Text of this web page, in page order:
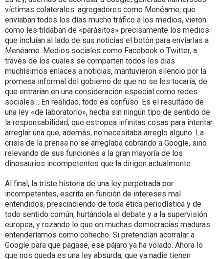
víctimas colaterales: agregadores como Menéame, que
enviaban todos los días mucho tráfico a los medios, vieron
como les tildaban de «parásitos» precisamente los medios
que incluían al lado de sus noticias el botón para enviarlas a
Menéame. Medios sociales como Facebook o Twitter, a
través de los cuales se comparten todos los días
muchísimos enlaces a noticias, mantuvieron silencio por la
promesa informal del gobierno de que no se les tocaría, de
que entrarían en una consideración especial como redes
sociales… En realidad, todo es confuso. Es el resultado de
una ley «de laboratorio», hecha sin ningún tipo de sentido de
la responsabilidad, que estropea infinitas cosas para intentar
arreglar una que, además, no necesitaba arreglo alguno. La
crisis de la prensa no se arreglaba cobrando a Google, sino
relevando de sus funciones a la gran mayoría de los
dinosaurios incompetentes que la dirigen actualmente.
Al final, la triste historia de una ley perpetrada por
incompetentes, escrita en función de intereses mal
entendidos, prescindiendo de toda ética periodística y de
todo sentido común, hurtándola al debate y a la supervisión
europea, y rozando lo que en muchas democracias maduras
entenderíamos como cohecho. Si pretendían acorralar a
Google para que pagase, ese pájaro ya ha volado. Ahora lo
que nos queda es una ley absurda, que ya nadie tienen